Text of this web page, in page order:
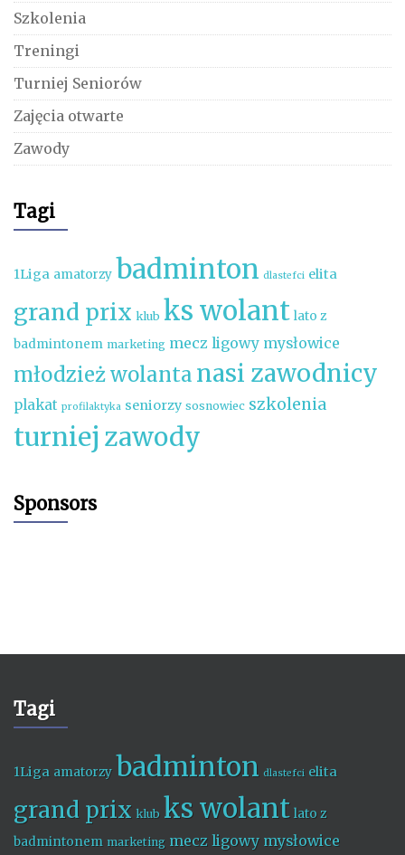
Szkolenia
Treningi
Turniej Seniorów
Zajęcia otwarte
Zawody
Tagi
1Liga amatorzy badminton dlastefci elita
grand prix klub ks wolant lato z
badmintonem marketing mecz ligowy mysłowice
młodzież wolanta nasi zawodnicy
plakat profilaktyka seniorzy sosnowiec szkolenia
turniej zawody
Sponsors
Tagi
1Liga amatorzy badminton dlastefci elita
grand prix klub ks wolant lato z
badmintonem marketing mecz ligowy mysłowice